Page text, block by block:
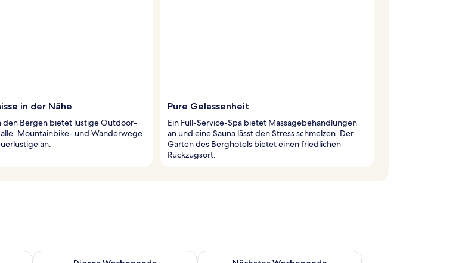
in der Nähe
den Bergen bietet lustige Outdoor-
Mountainbike- und Wanderwege
an.
Pure Gelassenheit
Ein Full-Service-Spa bietet Massagebehandlungen
an und eine Sauna lässt den Stress schmelzen. Der
Garten des Berghotels bietet einen friedlichen
Rückzugsort.
Aug. 7 - Aug. 8.
Überprüfe die Verfügbarkeit für dieses Wochenende, Aug. 7 - Aug. 9.Überprüfe die Verfügbarkeit für nächstes Wochenende, Aug.